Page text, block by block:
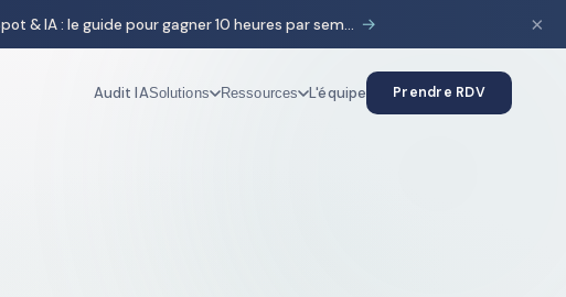
HubSpot & IA : le guide pour gagner 10 heures par semaine → ×
Audit IASolutions Ressources L'équipe Prendre RDV